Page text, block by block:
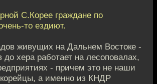
С.Корее граждане по
то ездиют.
живущих на Дальнем Востоке -
до хера работает на лесоповалах,
- причем это не наши
корейцы, а именно из КНДР